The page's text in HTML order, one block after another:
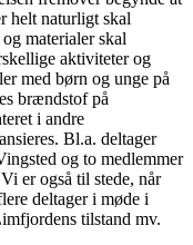
helt naturligt skal
materialer skal
aktiviteter og
med børn og unge på
brændstof på
i andre
Bl.a. deltager
og to medlemmer
er også til stede, når
deltager i møde i
tilstand mv.